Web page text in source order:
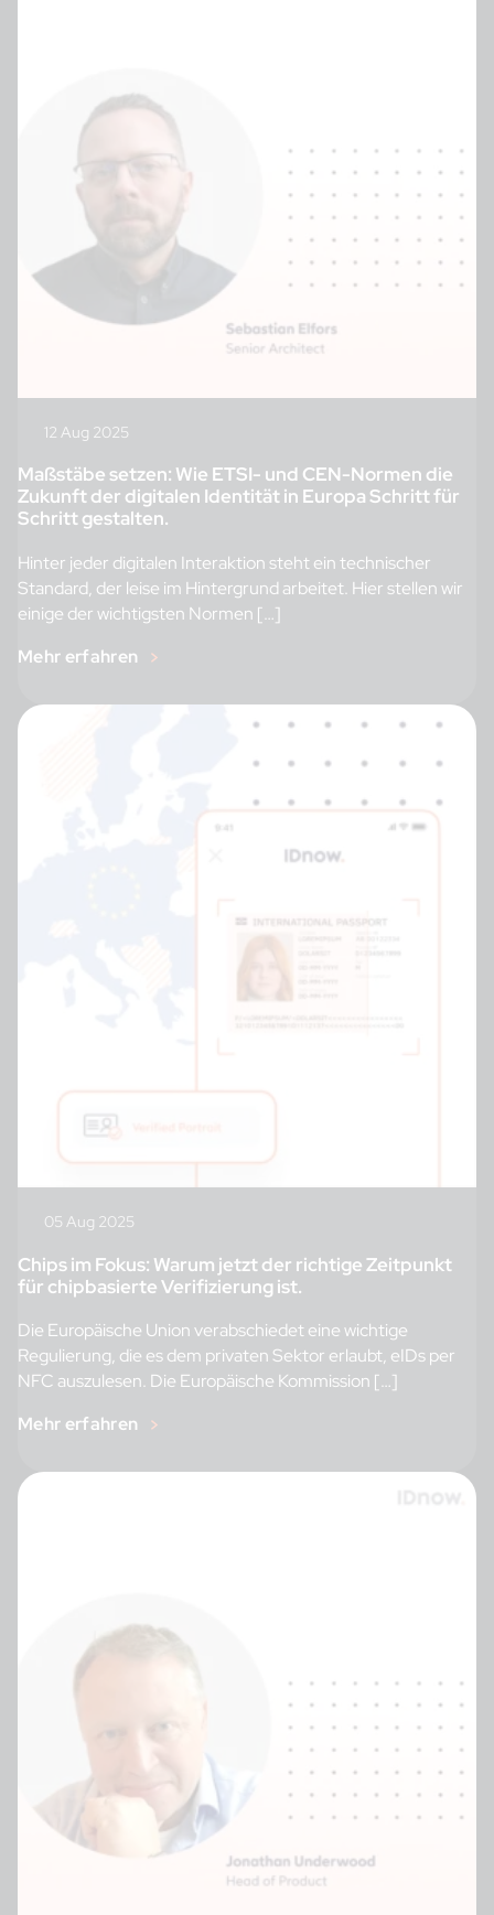
12 Aug 2025
Maßstäbe setzen: Wie ETSI- und CEN-Normen die
Zukunft der digitalen Identität in Europa Schritt für
Schritt gestalten.
Hinter jeder digitalen Interaktion steht ein technischer
Standard, der leise im Hintergrund arbeitet. Hier stellen wir
einige der wichtigsten Normen […]
Mehr erfahren
05 Aug 2025
Chips im Fokus: Warum jetzt der richtige Zeitpunkt
für chipbasierte Verifizierung ist.
Die Europäische Union verabschiedet eine wichtige
Regulierung, die es dem privaten Sektor erlaubt, eIDs per
NFC auszulesen. Die Europäische Kommission […]
Mehr erfahren